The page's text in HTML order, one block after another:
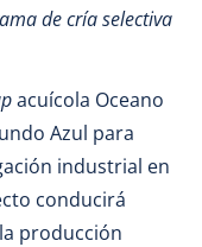
de cría selectiva
acuícola Oceano
Azul para
industrial en
conducirá
producción